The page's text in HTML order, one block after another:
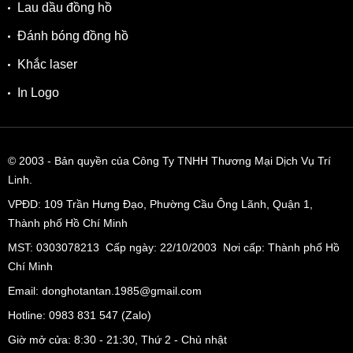
cho thời gian trữ cót cao với độ chính xác đạt chứng nhận
Để tạo nên độ chính xác đặc biệt cho đồng hồ, ETA đã sử
dụng và chế tác một cách khéo léo bằng silicon cho bộ lò xo
bánh cân bằng – bộ phận làm nên độ chính xác cho cỗ máy.
Việc sử dụng silicon giúp bộ phận này có khả năng kháng
nhiệt, kháng từ trường, kháng lực tác động mạnh,…và
chính xác của đồng hồ. Một lưu ý rằng, tùy thuộc vào cách
sử dụng khác nhau cùng tác động của các yếu tố môi
Lau dầu đồng hồ
Đánh bóng đồng hồ
Khắc laser
In Logo
© 2003 - Bản quyền của Công Ty TNHH Thương Mại Dịch Vụ Trí
Linh.
VPĐD: 109 Trần Hưng Đạo, Phường Cầu Ông Lãnh, Quận 1,
Thành phố Hồ Chí Minh
MST: 0303078213 Cấp ngày: 22/10/2003 Nơi cấp: Thành phố Hồ
Chí Minh
Email: donghotantan.1985@gmail.com
Hotline: 0983 831 547 (Zalo)
Giờ mở cửa: 8:30 - 21:30, Thứ 2 - Chủ nhật